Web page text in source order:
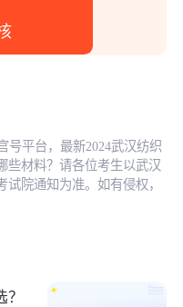
平台，最新2024武汉纺织
些材料？请各位考生以武汉
院通知为准。如有侵权，